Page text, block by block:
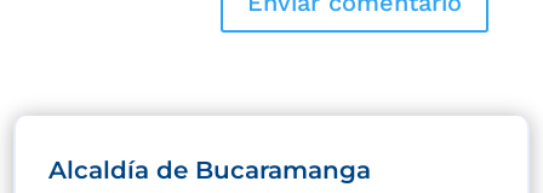
Alcaldía de Bucaramanga